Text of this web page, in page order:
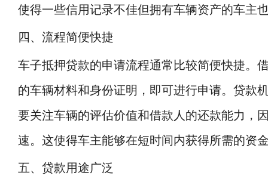
使得一些信用记录不佳但拥有车辆资产的车主
四、流程简便快捷
车子抵押贷款的申请流程通常比较简便快捷。
的车辆材料和身份证明，即可进行申请。贷款
要关注车辆的评估价值和借款人的还款能力，
速。这使得车主能够在短时间内获得所需的资
五、贷款用途广泛